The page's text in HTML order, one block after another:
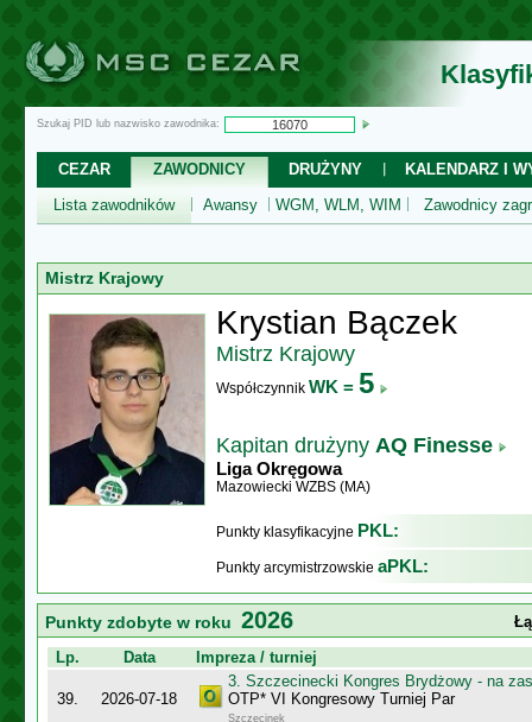
Szukaj PID lub nazwisko zawodnika:
CEZAR ZAWODNICY DRUŻYNY
KALENDARZ I
Lista zawodników
Awansy WGM, WLM, WIM Zawodnicy
Mistrz Krajowy
Krystian Bączek
Mistrz Krajowy
Współczynnik WK = 5
Kapitan drużyny AQ Finesse
Liga Okręgowa
Mazowiecki WZBS (MA)
Punkty klasyfikacyjne PKL:
Punkty arcymistrzowskie aPKL:
Punkty zdobyte w roku 2026
Lp.
Data Impreza / turniej
39. 2026-07-18
3. Szczecinecki Kongres Brydżowy - na
OTP* VI Kongresowy Turniej Par
Szczecinek